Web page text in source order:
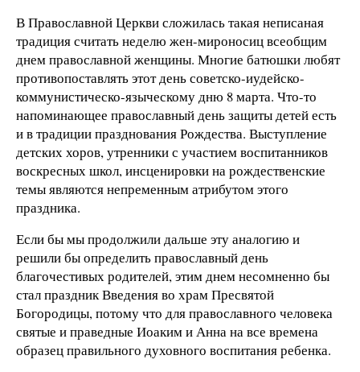
В Православной Церкви сложилась такая неписаная
традиция считать неделю жен-мироносиц всеобщим
днем православной женщины. Многие батюшки любят
противопоставлять этот день советско-иудейско-
коммунистическо-языческому дню 8 марта. Что-то
напоминающее православный день защиты детей есть
и в традиции празднования Рождества. Выступление
детских хоров, утренники с участием воспитанников
воскресных школ, инсценировки на рождественские
темы являются непременным атрибутом этого
праздника.
Если бы мы продолжили дальше эту аналогию и
решили бы определить православный день
благочестивых родителей, этим днем несомненно бы
стал праздник Введения во храм Пресвятой
Богородицы, потому что для православного человека
святые и праведные Иоаким и Анна на все времена
образец правильного духовного воспитания ребенка.